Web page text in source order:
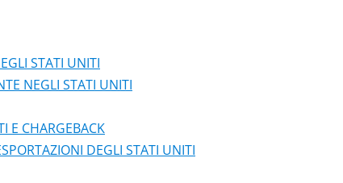
STATI UNITI
NEGLI STATI UNITI
E CHARGEBACK
DEGLI STATI UNITI